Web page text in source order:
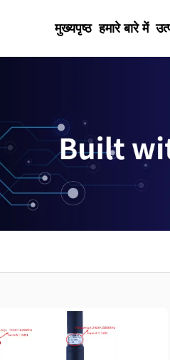
मुख्यपृष्ठ हमारे बारे में